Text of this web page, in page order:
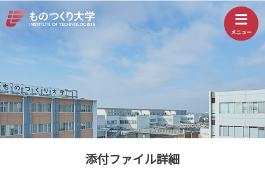
添付ファイル詳細